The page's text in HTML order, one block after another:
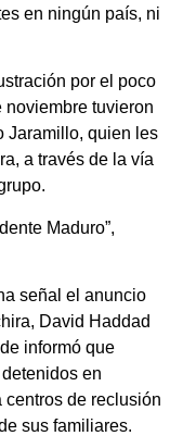
en ningún país, ni
por el poco
tuvieron
Jaramillo, quien les
a través de la vía
Maduro”,
señal el anuncio
David Haddad
informó que
en
de reclusión
sus familiares.